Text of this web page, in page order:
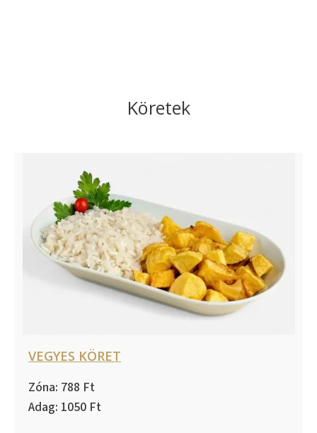
Köretek
VEGYES KÖRET
788
1050